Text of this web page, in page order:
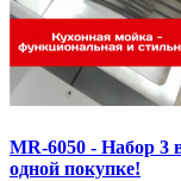
MR-6050 - Набор 3
одной покупке!